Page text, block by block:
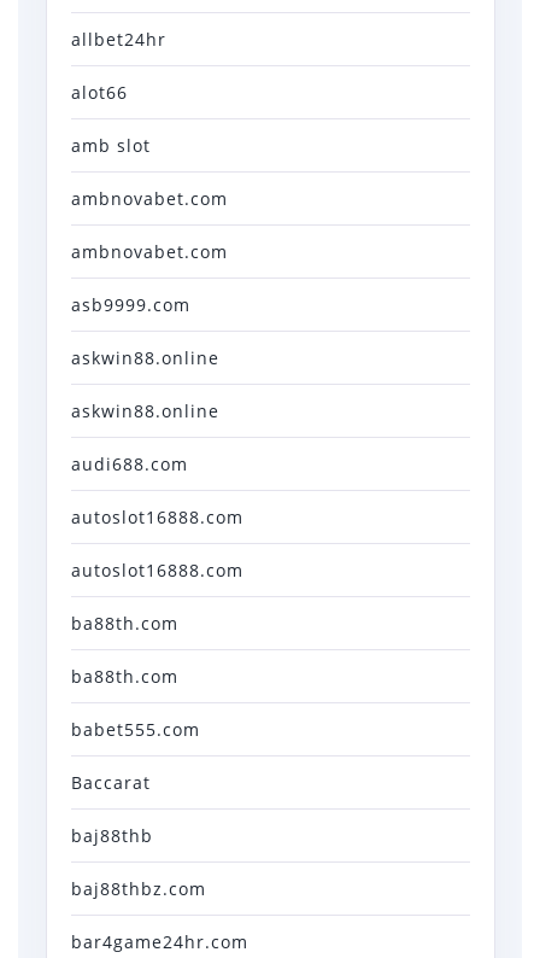
allbet24hr
alot66
amb slot
ambnovabet.com
ambnovabet.com
asb9999.com
askwin88.online
askwin88.online
audi688.com
autoslot16888.com
autoslot16888.com
ba88th.com
ba88th.com
babet555.com
Baccarat
baj88thb
baj88thbz.com
bar4game24hr.com